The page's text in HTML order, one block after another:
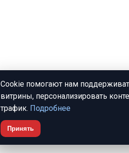
Cookie помогают нам
витрины, персонализировать
трафик. Подробнее
Принять